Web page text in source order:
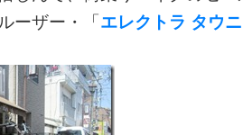
ーザー・「エレクトラ タウ